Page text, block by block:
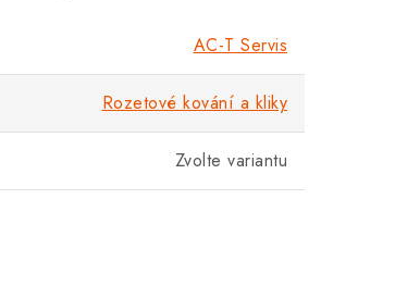
AC-T Servis
Rozetové kování a kliky
Zvolte variantu